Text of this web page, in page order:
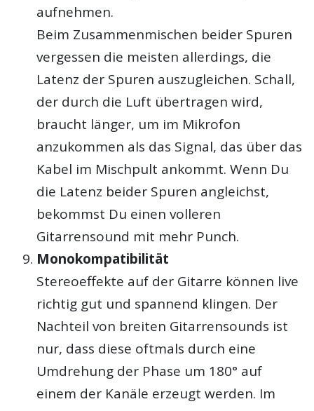
aufnehmen.
Beim Zusammenmischen beider Spuren
vergessen die meisten allerdings, die
Latenz der Spuren auszugleichen. Schall,
der durch die Luft übertragen wird,
braucht länger, um im Mikrofon
anzukommen als das Signal, das über das
Kabel im Mischpult ankommt. Wenn Du
die Latenz beider Spuren angleichst,
bekommst Du einen volleren
Gitarrensound mit mehr Punch.
Monokompatibilität
Stereoeffekte auf der Gitarre können live
richtig gut und spannend klingen. Der
Nachteil von breiten Gitarrensounds ist
nur, dass diese oftmals durch eine
Umdrehung der Phase um 180° auf
einem der Kanäle erzeugt werden. Im